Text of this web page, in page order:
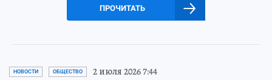
ПРОЧИТАТЬ
НОВОСТИ ОБЩЕСТВО 2 июля 2026 7:44